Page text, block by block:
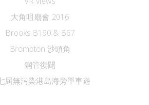
大角咀廟會 2016
Brooks B190 & B67
Brompton 沙頭角
鋼管復闢
屆無污染港島海旁單車遊